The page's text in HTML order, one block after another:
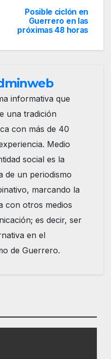
Posible ciclón en
Guerrero en las
próximas 48 horas
informativa que
una tradición
con más de 40
Medio
social es la
de un periodismo
marcando la
con otros medios
es decir, ser
en el
de Guerrero.